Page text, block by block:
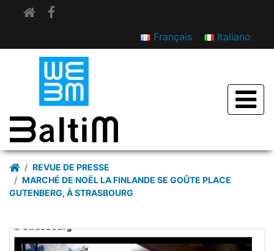
Français Italiano
Revue de presse
REVUE DE PRESSE
MARCHÉ DE NOËL LA FINLANDE SE GOÛTE PLACE
GUTENBERG, À STRASBOURG